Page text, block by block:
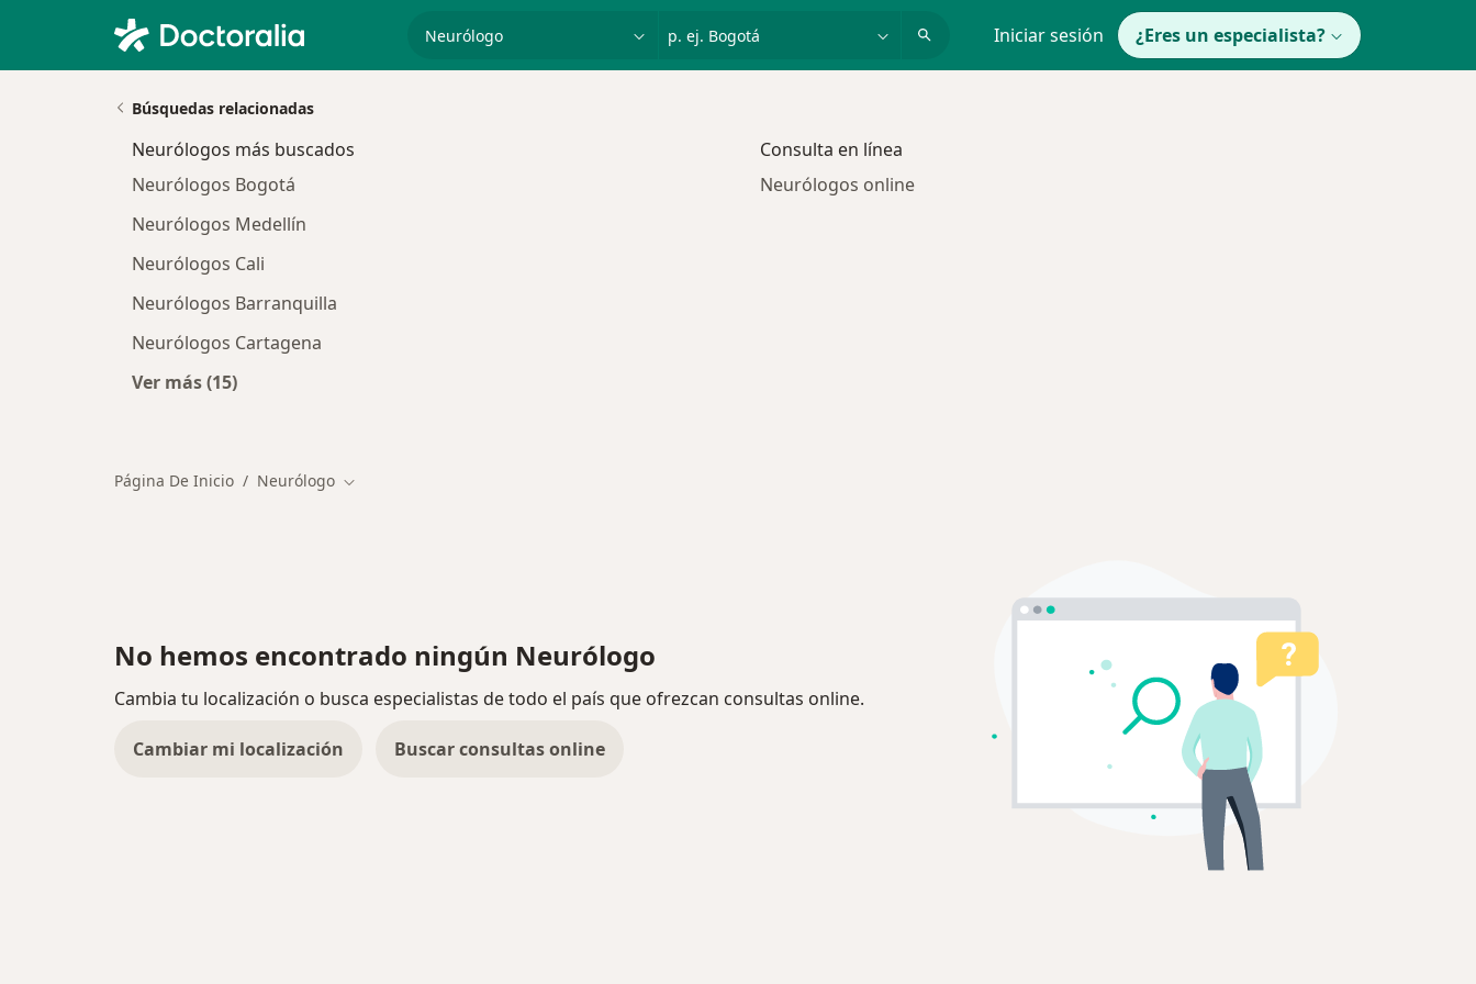
especialidad, enfermedad o nombrep. ej. Bogotá Iniciar sesión ¿Eres un especialista?
Búsquedas relacionadas
Neurólogos más buscados
Neurólogos Bogotá
Neurólogos Medellín
Neurólogos Cali
Neurólogos Barranquilla
Neurólogos Cartagena
Ver más (15)
Consulta en línea
Neurólogos online
Página De Inicio Neurólogo Cambiar de ciudad
No hemos encontrado ningún Neurólogo
Cambia tu localización o busca especialistas de todo el país que ofrezcan consultas online.
Cambiar mi localización Buscar consultas online